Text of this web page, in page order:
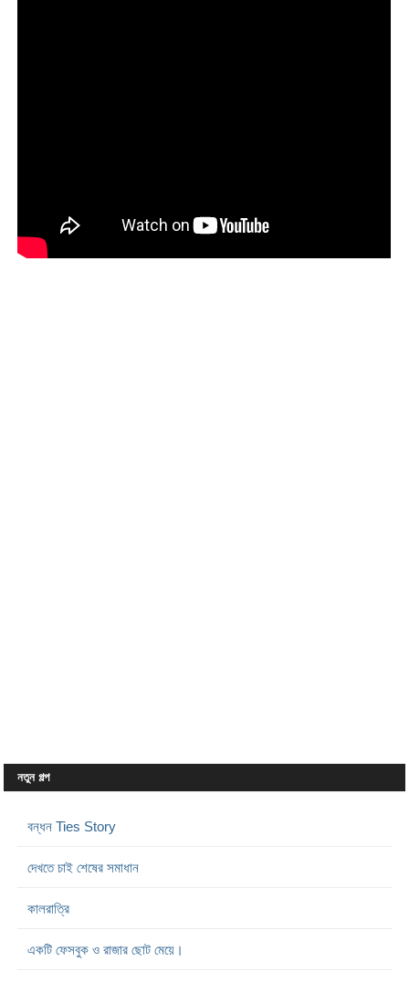
নতুন গল্প
বন্ধন Ties Story
দেখতে চাই শেষের সমাধান
কালরাত্রি
একটি ফেসবুক ও রাজার ছোট মেয়ে।